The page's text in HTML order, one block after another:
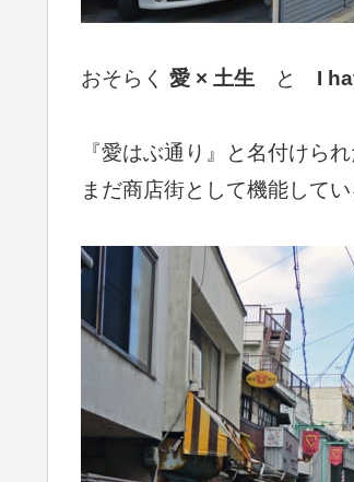
おそらく 愛 × 土生 と I
『愛はぶ通り』と名付けら
まだ商店街として機能してい